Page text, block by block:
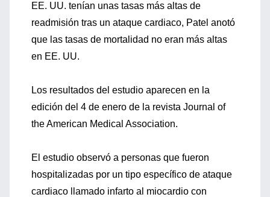
EE. UU. tenían unas tasas más altas de
readmisión tras un ataque cardiaco, Patel anotó
que las tasas de mortalidad no eran más altas
en EE. UU.
Los resultados del estudio aparecen en la
edición del 4 de enero de la revista Journal of
the American Medical Association.
El estudio observó a personas que fueron
hospitalizadas por un tipo específico de ataque
cardiaco llamado infarto al miocardio con